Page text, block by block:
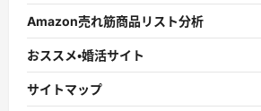
Amazon売れ筋商品リスト分析
おススメ・婚活サイト
サイトマップ